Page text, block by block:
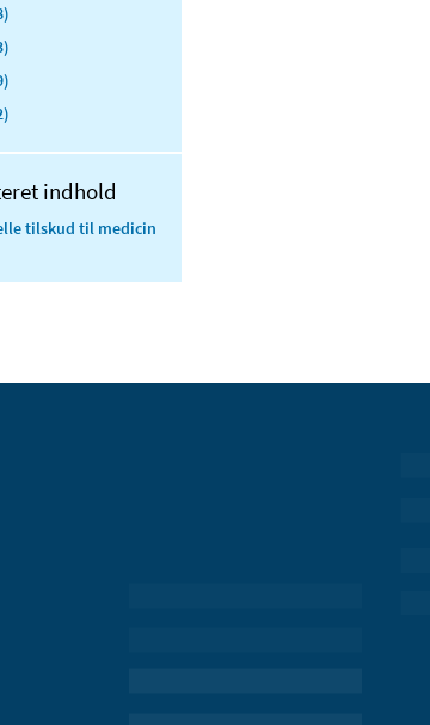
indhold
tilskud til medicin